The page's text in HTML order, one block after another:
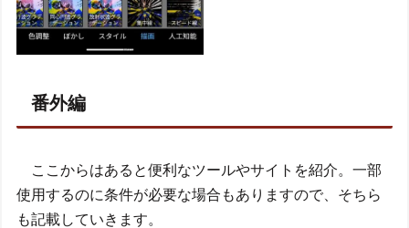
番外編
ここからはあると便利なツールやサイトを紹介。一部
使用するのに条件が必要な場合もありますので、そちら
も記載していきます。